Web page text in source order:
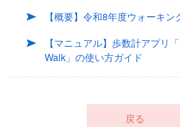
【概要】令和8年度ウォーキン
【マニュアル】歩数計アプリ
Walk」の使い方ガイド
戻る